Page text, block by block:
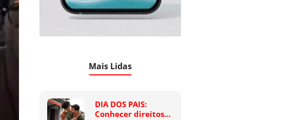
Mais Lidas
DIA DOS PAIS:
Conhecer direitos…